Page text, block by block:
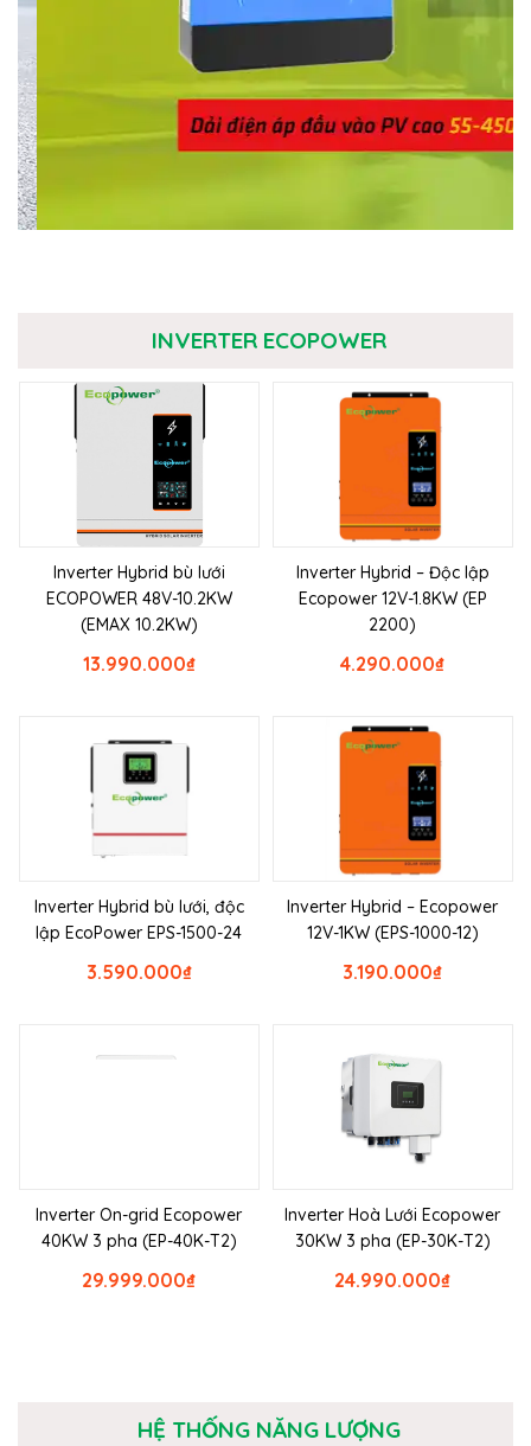
INVERTER ECOPOWER
Inverter Hybrid bù lưới
ECOPOWER 48V-10.2KW
(EMAX 10.2KW)
₫
13.990.000
Inverter Hybrid – Độc lập
Ecopower 12V-1.8KW (EP
2200)
₫
4.290.000
Inverter Hybrid bù lưới, độc
lập EcoPower EPS-1500-24
₫
3.590.000
Inverter Hybrid – Ecopower
12V-1KW (EPS-1000-12)
₫
3.190.000
Inverter On-grid Ecopower
40KW 3 pha (EP-40K-T2)
₫
29.999.000
Inverter Hoà Lưới Ecopower
30KW 3 pha (EP-30K-T2)
₫
24.990.000
HỆ THỐNG NĂNG LƯỢNG